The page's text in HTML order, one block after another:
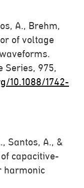
A., Brehm,
of voltage
Series, 975,
10.1088/1742-
Santos, A., &
capacitive-
harmonic